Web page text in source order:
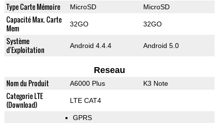
Type Carte Mémoire MicroSD MicroSD
Capacité Max. Carte
Mem
32GO 32GO
Système
d'Exploitation
Android 4.4.4 Android 5.0
Reseau
Nom du Produit A6000 Plus K3 Note
Categorie LTE
(Download)
LTE CAT4
GPRS